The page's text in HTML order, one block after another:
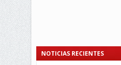
NOTICIAS RECIENTES